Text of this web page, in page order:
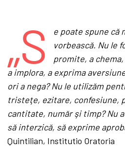
„S
e poate spune că
vorbească. Nu le
promite, a
a implora, a exprima
ori a nega? Nu le utilizăm
tristeţe, ezitare, confesiune,
cantitate, număr şi timp? Nu
să interzică, să exprime
Quintilian, Institutio Oratoria